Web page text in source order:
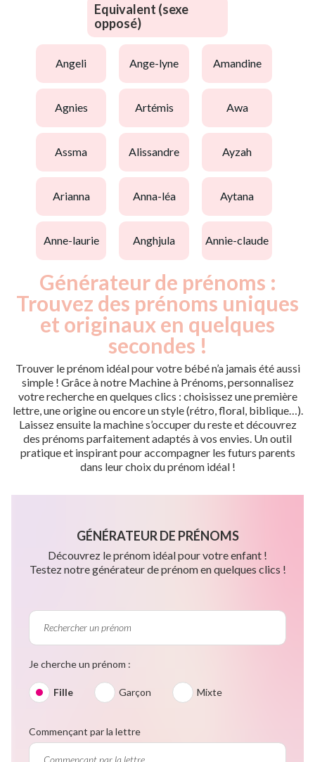
Equivalent (sexe
opposé)
angeli ange-lyne amandine
agnies artémis awa
assma alissandre ayzah
arianna anna-léa aytana
anne-laurie anghjula annie-claude
Générateur de prénoms :
Trouvez des prénoms uniques
et originaux en quelques
secondes !
Trouver le prénom idéal pour votre bébé n’a jamais été aussi
simple ! Grâce à notre Machine à Prénoms, personnalisez
votre recherche en quelques clics : choisissez une première
lettre, une origine ou encore un style (rétro, floral, biblique…).
Laissez ensuite la machine s’occuper du reste et découvrez
des prénoms parfaitement adaptés à vos envies. Un outil
pratique et inspirant pour accompagner les futurs parents
dans leur choix du prénom idéal !
GÉNÉRATEUR DE PRÉNOMS
Découvrez le prénom idéal pour votre enfant !
Testez notre générateur de prénom en quelques clics !
Je cherche un prénom :
Fille Garçon Mixte
Commençant par la lettre